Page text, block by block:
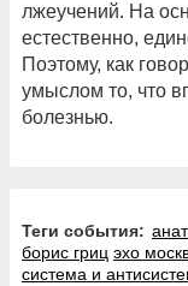
лжеучений. На
естественно,
Поэтому, как
умыслом то, что
болезнью.
Теги события:
борис гриц эхо
система и